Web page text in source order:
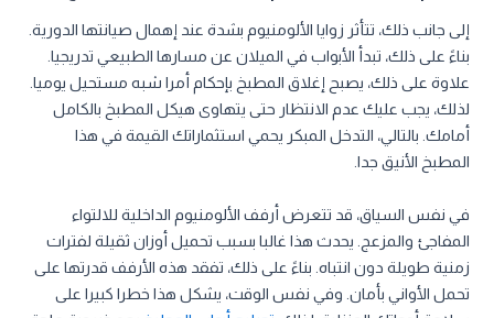
إلى جانب ذلك، تتأثر زوايا الألومنيوم بشدة عند إهمال صيانتها الدورية.
بناءً على ذلك، تبدأ الأبواب في الميلان عن مسارها الطبيعي تدريجيا.
علاوة على ذلك، يصبح إغلاق المطبخ بإحكام أمرا شبه مستحيل يوميا.
لذلك، يجب عليك عدم الانتظار حتى يتهاوى هيكل المطبخ بالكامل
أمامك. بالتالي، التدخل المبكر يحمي استثماراتك القيمة في هذا
المطبخ الأنيق جدا.
في نفس السياق، قد تتعرض أرفف الألومنيوم الداخلية للالتواء
المفاجئ والمزعج. يحدث هذا غالبا بسبب تحميل أوزان ثقيلة لفترات
زمنية طويلة دون انتباه. بناءً على ذلك، تفقد هذه الأرفف قدرتها على
تحمل الأواني بأمان. وفي نفس الوقت، يشكل هذا خطرا كبيرا على